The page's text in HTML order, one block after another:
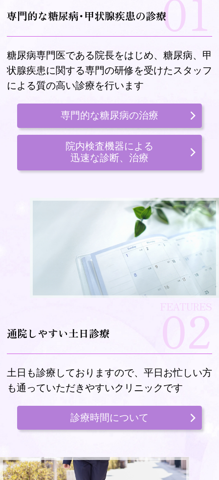
専門的な糖尿病･甲状腺疾患の診療
糖尿病専門医である院長をはじめ、糖尿病、甲
状腺疾患に関する専門の研修を受けたスタッフ
による質の高い診療を行います
専門的な糖尿病の治療
院内検査機器による
迅速な診断、治療
FEATURES
02
通院しやすい土日診療
土日も診療しておりますので、平日お忙しい方
も通っていただきやすいクリニックです
診療時間について